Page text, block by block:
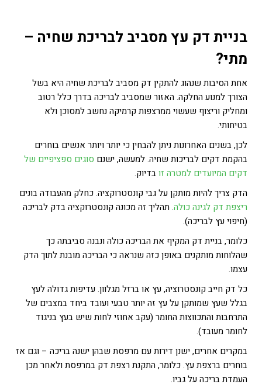
בניית דק עץ מסביב לבריכת שחיה –
מתי?
אחת הסיבות שנהוג להתקין דק מסביב לבריכת שחיה היא בשל
הצורך למנוע החלקה. האזור שמסביב לבריכה בדרך כלל רטוב
ומחליק וריצוף שעשוי ממרצפות קרמיקה נחשב למסוכן ולא
בטיחותי.
לכן, בשנים האחרונות ניתן להבחין כי יותר ויותר אנשים בוחרים
בהקמת דקים לבריכות שחיה. למעשה, ישנם סוגים ספציפיים של
דקים המיועדים למטרה זובדיוק.
הדק צריך להיות מותקן על גבי קונסטרוקציה. כחלק מהעבודה בונים
ריצפת דק לגינה כולה. תהליך זה מכונה קונסטרוקציה בדק לבריכה
(חיפוי עץ לבריכה).
כלומר, בניית דק המקיף את הבריכה כולה ונבנה סביבתה כך
שהלוחות מותקנים באופן כזה שנראה כי הבריכה מובנת לתוך הדק
עצמו.
כל דק חייב קונסטרוציה, עץ או ברזל מגלוון. עדיפות גדולה לעץ
בגלל שעץ שמותקן על עץ זה יותר טבעי ועובד ביחד במצבים של
התרחבות והתכווצות החומר (עקב אחוזי לחות שיש בעץ בניגוד
לחומר מעובד).
במקרים אחרים, ישנן דירות עם מרפסת שבהן ישנה בריכה – וגם אז
בוחרים ברצפת עץ. כלומר, התקנת רצפת דק במרפסת ולאחר מכן
העמדת בריכה על גביו.